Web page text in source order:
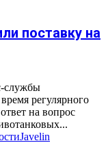
поставку на
службы
регулярного
на вопрос
Javelin